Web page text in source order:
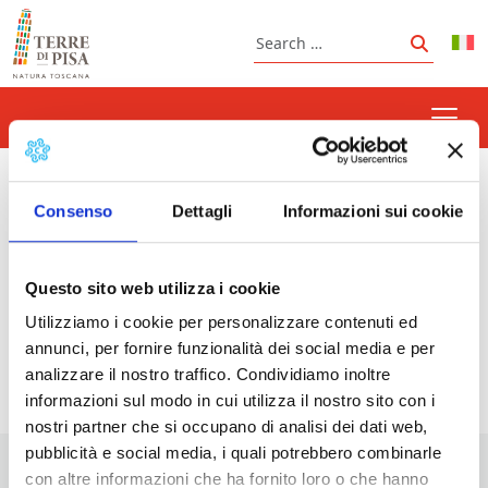
Consenso Dettagli Informazioni sui cookie
Questo sito web utilizza i cookie
Utilizziamo i cookie per personalizzare contenuti ed
annunci, per fornire funzionalità dei social media e per
analizzare il nostro traffico. Condividiamo inoltre
informazioni sul modo in cui utilizza il nostro sito con i
nostri partner che si occupano di analisi dei dati web,
pubblicità e social media, i quali potrebbero combinarle
con altre informazioni che ha fornito loro o che hanno
Skip to content
Search
Search
siege
Prossimi eventi
<li>Non ci sono eventi con questo tag</li>